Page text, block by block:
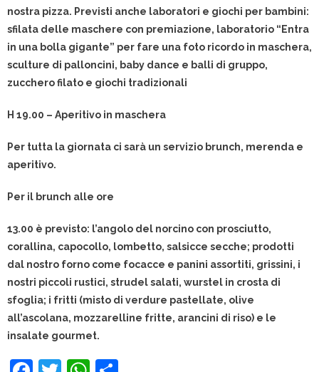
nostra pizza. Previsti anche laboratori e giochi per bambini:
sfilata delle maschere con premiazione, laboratorio “Entra
in una bolla gigante” per fare una foto ricordo in maschera,
sculture di palloncini, baby dance e balli di gruppo,
zucchero filato e giochi tradizionali
H 19.00 – Aperitivo in maschera
Per tutta la giornata ci sarà un servizio brunch, merenda e
aperitivo.
Per il brunch alle ore
13.00 è previsto: l’angolo del norcino con prosciutto,
corallina, capocollo, lombetto, salsicce secche; prodotti
dal nostro forno come focacce e panini assortiti, grissini, i
nostri piccoli rustici, strudel salati, wurstel in crosta di
sfoglia; i fritti (misto di verdure pastellate, olive
all’ascolana, mozzarelline fritte, arancini di riso) e le
insalate gourmet.